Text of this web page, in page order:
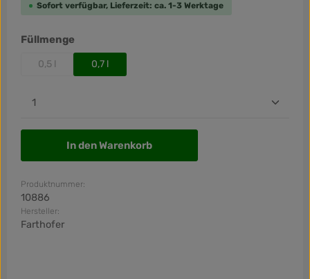
Sofort verfügbar, Lieferzeit: ca. 1-3 Werktage
Füllmenge
0,5 l 0,7 l
Produkt Anzahl: Gib den gewünschten Wert
In den Warenkorb
Produktnummer:
10886
Hersteller:
Farthofer